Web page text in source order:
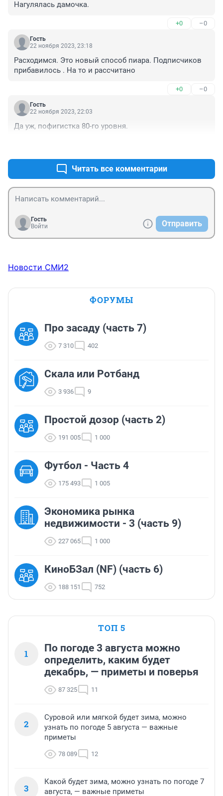
Нагулялась дамочка.
+0 –0
Гость
22 ноября 2023, 23:18
Расходимся. Это новый способ пиара. Подписчиков
прибавилось . На то и рассчитано
+0 –0
Гость
22 ноября 2023, 22:03
Да уж, пофигистка 80-го уровня.
Читать все комментарии
Гость
Войти
Отправить
Новости СМИ2
ФОРУМЫ
Про засаду (часть 7)
7 310 402
Скала или Ротбанд
3 936 9
Простой дозор (часть 2)
191 005 1 000
Футбол - Часть 4
175 493 1 005
Экономика рынка
недвижимости - 3 (часть 9)
227 065 1 000
КиноБЗал (NF) (часть 6)
188 151 752
ТОП 5
1
По погоде 3 августа можно
определить, каким будет
декабрь, — приметы и поверья
87 325 11
2
Суровой или мягкой будет зима, можно
узнать по погоде 5 августа — важные
приметы
78 089 12
3
Какой будет зима, можно узнать по погоде 7
августа, — важные приметы